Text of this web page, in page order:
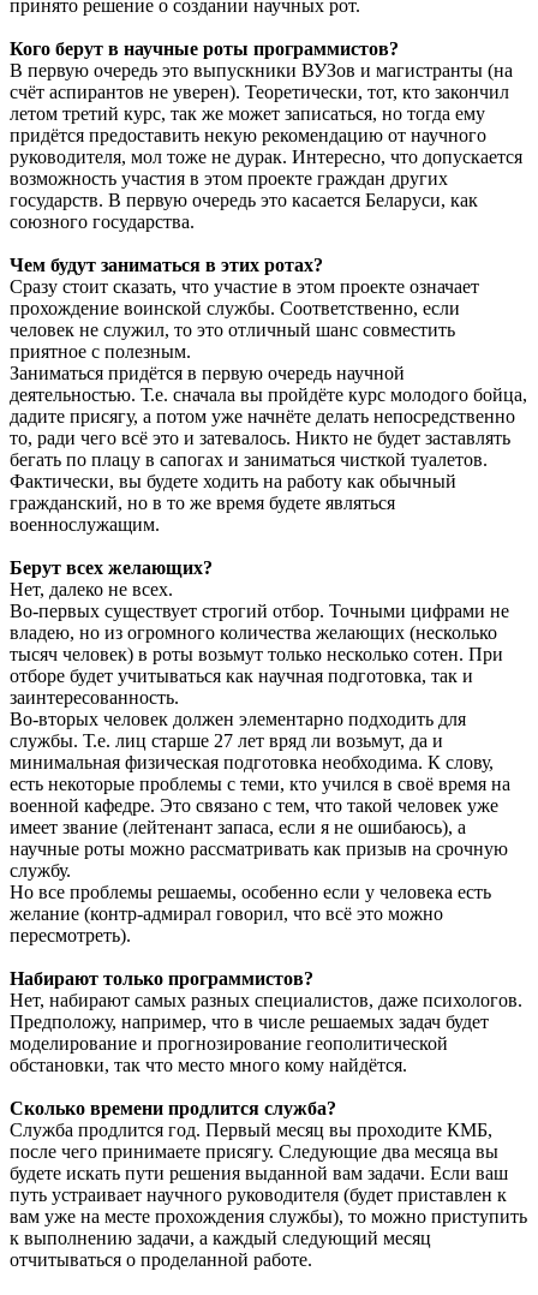
принято решение о создании научных рот.
Кого берут в научные роты программистов?
В первую очередь это выпускники ВУЗов и магистранты (на
счёт аспирантов не уверен). Теоретически, тот, кто закончил
летом третий курс, так же может записаться, но тогда ему
придётся предоставить некую рекомендацию от научного
руководителя, мол тоже не дурак. Интересно, что допускается
возможность участия в этом проекте граждан других
государств. В первую очередь это касается Беларуси, как
союзного государства.
Чем будут заниматься в этих ротах?
Сразу стоит сказать, что участие в этом проекте означает
прохождение воинской службы. Соответственно, если
человек не служил, то это отличный шанс совместить
приятное с полезным.
Заниматься придётся в первую очередь научной
деятельностью. Т.е. сначала вы пройдёте курс молодого бойца,
дадите присягу, а потом уже начнёте делать непосредственно
то, ради чего всё это и затевалось. Никто не будет заставлять
бегать по плацу в сапогах и заниматься чисткой туалетов.
Фактически, вы будете ходить на работу как обычный
гражданский, но в то же время будете являться
военнослужащим.
Берут всех желающих?
Нет, далеко не всех.
Во-первых существует строгий отбор. Точными цифрами не
владею, но из огромного количества желающих (несколько
тысяч человек) в роты возьмут только несколько сотен. При
отборе будет учитываться как научная подготовка, так и
заинтересованность.
Во-вторых человек должен элементарно подходить для
службы. Т.е. лиц старше 27 лет вряд ли возьмут, да и
минимальная физическая подготовка необходима. К слову,
есть некоторые проблемы с теми, кто учился в своё время на
военной кафедре. Это связано с тем, что такой человек уже
имеет звание (лейтенант запаса, если я не ошибаюсь), а
научные роты можно рассматривать как призыв на срочную
службу.
Но все проблемы решаемы, особенно если у человека есть
желание (контр-адмирал говорил, что всё это можно
пересмотреть).
Набирают только программистов?
Нет, набирают самых разных специалистов, даже психологов.
Предположу, например, что в числе решаемых задач будет
моделирование и прогнозирование геополитической
обстановки, так что место много кому найдётся.
Сколько времени продлится служба?
Служба продлится год. Первый месяц вы проходите КМБ,
после чего принимаете присягу. Следующие два месяца вы
будете искать пути решения выданной вам задачи. Если ваш
путь устраивает научного руководителя (будет приставлен к
вам уже на месте прохождения службы), то можно приступить
к выполнению задачи, а каждый следующий месяц
отчитываться о проделанной работе.